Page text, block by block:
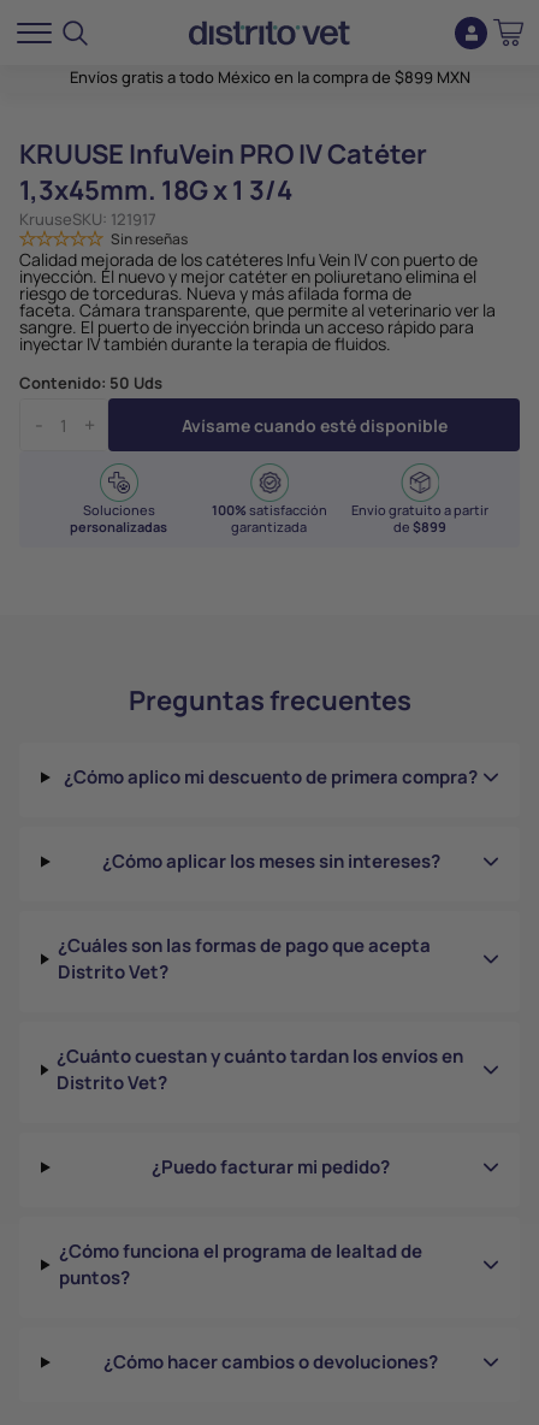
Envíos gratis a todo México en la compra de $899 MXN
KRUUSE InfuVein PRO IV Catéter
1,3x45mm. 18G x 1 3/4
KruuseSKU: 121917
Sin reseñas
Calidad mejorada de los catéteres Infu Vein IV con puerto de
inyección. El nuevo y mejor catéter en poliuretano elimina el
riesgo de torceduras. Nueva y más afilada forma de
faceta. Cámara transparente, que permite al veterinario ver la
sangre. El puerto de inyección brinda un acceso rápido para
inyectar IV también durante la terapia de fluidos.
Contenido: 50 Uds
- + Avísame cuando esté disponible
Soluciones
personalizadas
100% satisfacción
garantizada
Envío gratuito a partir
de$899
Preguntas frecuentes
¿Cómo aplico mi descuento de primera compra?
¿Cómo aplicar los meses sin intereses?
¿Cuáles son las formas de pago que acepta
Distrito Vet?
¿Cuánto cuestan y cuánto tardan los envíos en
Distrito Vet?
¿Puedo facturar mi pedido?
¿Cómo funciona el programa de lealtad de
puntos?
¿Cómo hacer cambios o devoluciones?